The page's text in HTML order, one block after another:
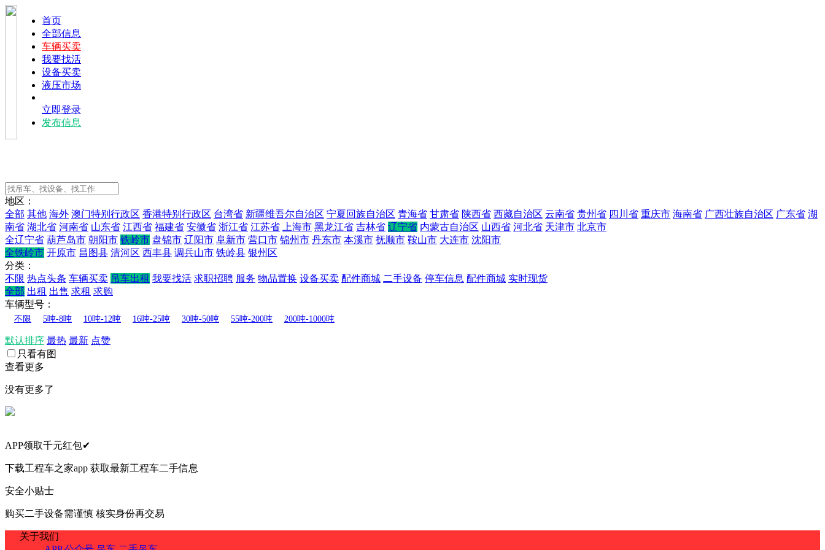
首页
全部信息
车辆买卖
我要找活
设备买卖
液压市场
立即登录
发布信息
地区：
全部 其他 海外 澳门特别行政区 香港特别行政区 台湾省 新疆维吾尔自治区 宁夏回族自治区 青海省 甘肃省 陕西省 西藏自治区 云南省 贵州省 四川省 重庆市 海南省 广西壮族自治区 广东省 湖
南省 湖北省 河南省 山东省 江西省 福建省 安徽省 浙江省 江苏省 上海市 黑龙江省 吉林省 辽宁省 内蒙古自治区 山西省 河北省 天津市 北京市
全辽宁省 葫芦岛市 朝阳市 铁岭市 盘锦市 辽阳市 阜新市 营口市 锦州市 丹东市 本溪市 抚顺市 鞍山市 大连市 沈阳市
全铁岭市 开原市 昌图县 清河区 西丰县 调兵山市 铁岭县 银州区
分类：
不限 热点头条 车辆买卖 吊车出租 我要找活 求职招聘 服务 物品置换 设备买卖 配件商城 二手设备 停车信息 配件商城 实时现货
全部 出租 出售 求租 求购
车辆型号：
不限 5吨-8吨 10吨-12吨 16吨-25吨 30吨-50吨 55吨-200吨 200吨-1000吨
默认排序 最热 最新 点赞
只看有图
查看更多
没有更多了
APP领取千元红包✔
下载工程车之家app 获取最新工程车二手信息
安全小贴士
购买二手设备需谨慎 核实身份再交易
关于我们